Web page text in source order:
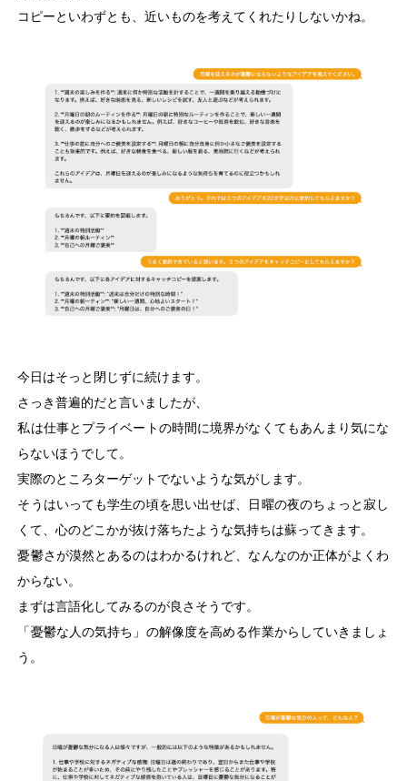
コピーといわずとも、近いものを考えてくれたりしないかね。
今日はそっと閉じずに続けます。
さっき普遍的だと言いましたが、
私は仕事とプライベートの時間に境界がなくてもあんまり気にな
らないほうでして。
実際のところターゲットでないような気がします。
そうはいっても学生の頃を思い出せば、日曜の夜のちょっと寂し
くて、心のどこかが抜け落ちたような気持ちは蘇ってきます。
憂鬱さが漠然とあるのはわかるけれど、なんなのか正体がよくわ
からない。
まずは言語化してみるのが良さそうです。
「憂鬱な人の気持ち」の解像度を高める作業からしていきましょ
う。